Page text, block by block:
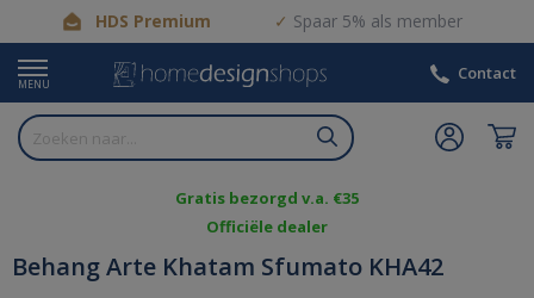
HDS Premium Spaar 5% als member
MENU
Contact
Gratis bezorgd v.a. €35
Officiële dealer
Behang Arte Khatam Sfumato KHA42